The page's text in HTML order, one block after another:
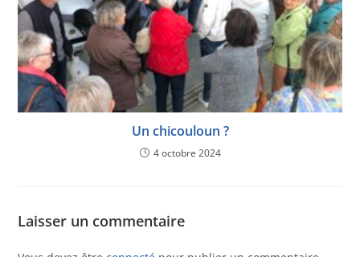
Un chicouloun ?
4 octobre 2024
Laisser un commentaire